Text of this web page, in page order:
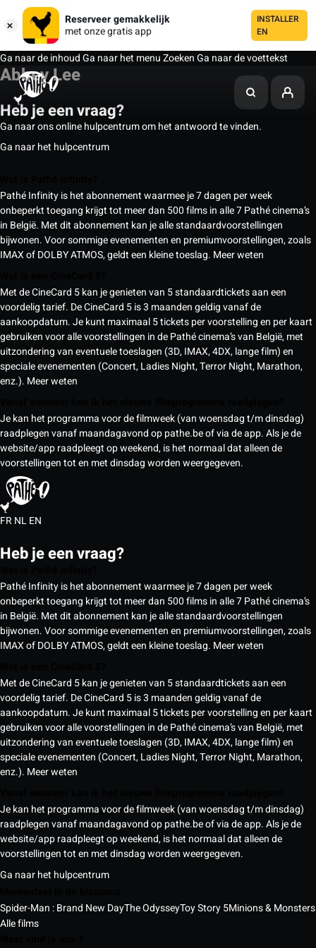
Reserveer gemakkelijk
met onze gratis app
INSTALLER
EN
Ga naar de inhoudGa naar het menuZoekenGa naar de voettekst
Abbey Lee
Heb je een vraag?
Ga naar ons online hulpcentrum om het antwoord te vinden.
Ga naar het hulpcentrum
Pathé Infinity is het abonnement waarmee je 7 dagen per week
onbeperkt toegang krijgt tot meer dan 500 films in alle 7 Pathé cinema’s
in België. Met dit abonnement kan je alle standaardvoorstellingen
bijwonen. Voor sommige evenementen en premiumvoorstellingen, zoals
IMAX of DOLBY ATMOS, geldt een kleine toeslag. Meer weten
Met de CineCard 5 kan je genieten van 5 standaardtickets aan een
voordelig tarief. De CineCard 5 is 3 maanden geldig vanaf de
aankoopdatum. Je kunt maximaal 5 tickets per voorstelling en per kaart
gebruiken voor alle voorstellingen in de Pathé cinema’s van België, met
uitzondering van eventuele toeslagen (3D, IMAX, 4DX, lange film) en
speciale evenementen (Concert, Ladies Night, Terror Night, Marathon,
enz.). Meer weten
Je kan het programma voor de filmweek (van woensdag t/m dinsdag)
raadplegen vanaf maandagavond op pathe.be of via de app. Als je de
website/app raadpleegt op weekend, is het normaal dat alleen de
voorstellingen tot en met dinsdag worden weergegeven.
FRNLEN
Heb je een vraag?
Pathé Infinity is het abonnement waarmee je 7 dagen per week
onbeperkt toegang krijgt tot meer dan 500 films in alle 7 Pathé cinema’s
in België. Met dit abonnement kan je alle standaardvoorstellingen
bijwonen. Voor sommige evenementen en premiumvoorstellingen, zoals
IMAX of DOLBY ATMOS, geldt een kleine toeslag. Meer weten
Met de CineCard 5 kan je genieten van 5 standaardtickets aan een
voordelig tarief. De CineCard 5 is 3 maanden geldig vanaf de
aankoopdatum. Je kunt maximaal 5 tickets per voorstelling en per kaart
gebruiken voor alle voorstellingen in de Pathé cinema’s van België, met
uitzondering van eventuele toeslagen (3D, IMAX, 4DX, lange film) en
speciale evenementen (Concert, Ladies Night, Terror Night, Marathon,
enz.). Meer weten
Je kan het programma voor de filmweek (van woensdag t/m dinsdag)
raadplegen vanaf maandagavond op pathe.be of via de app. Als je de
website/app raadpleegt op weekend, is het normaal dat alleen de
voorstellingen tot en met dinsdag worden weergegeven.
Ga naar het hulpcentrum
Spider-Man : Brand New DayThe OdysseyToy Story 5Minions & Monsters
Alle films